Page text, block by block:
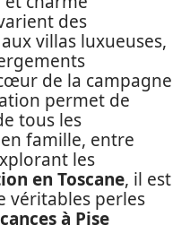
des
villas luxueuses,
de la campagne
permet de
tous les
famille, entre
les
en Toscane, il est
véritables perles
à Pise